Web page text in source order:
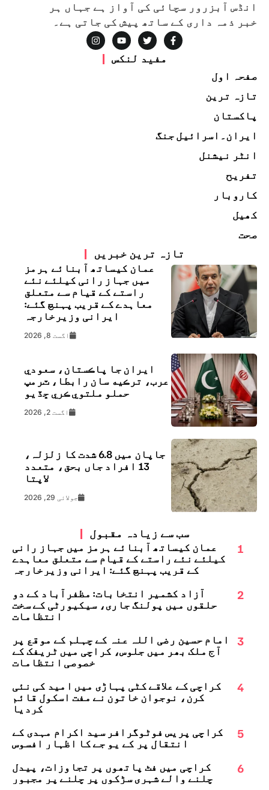
انڈس آبزرور سچائی کی آواز ہے جہاں ہر
خبر ذمہ داری کے ساتھ پیش کی جاتی ہے۔
مفید لنکس
صفحہ اول
تازہ ترین
پاکستان
ایران۔اسرائیل جنگ
انٹر نیشنل
تفریح
کاروبار
کھیل
صحت
تازہ ترین خبریں
عمان کیساتھ آبنائے ہرمز
میں جہاز رانی کیلئے نئے
راستے کے قیام سے متعلق
معاہدے کے قریب پہنچ گئے:
ایرانی وزیرخارجہ
اگست 8, 2026
ايران جا پاڪستان، سعودي
عرب، ترڪيه سان رابطا، ٽرمپ
حملو ملتوي ڪري ڇڏيو
اگست 2, 2026
جاپان میں 6.8 شدت کا زلزلہ،
13 افراد جاں بحق، متعدد
لاپتا
جولائی 29, 2026
سب سے زیادہ مقبول
1
عمان کیساتھ آبنائے ہرمز میں جہاز رانی
کیلئے نئے راستے کے قیام سے متعلق معاہدے
کے قریب پہنچ گئے: ایرانی وزیرخارجہ
2
آزاد کشمیر انتخابات: مظفرآباد کے دو
حلقوں میں پولنگ جاری، سیکیورٹی کے سخت
انتظامات
3
امام حسین رضی اللہ عنہ کے چہلم کے موقع پر
آج ملک بھر میں جلوس، کراچی میں ٹریفک کے
خصوصی انتظامات
4
کراچی کے علاقے کٹی پہاڑی میں امید کی نئی
کرن، نوجوان خاتون نے مفت اسکول قائم
کردیا
5
کراچی پریس فوٹوگرافر سید اکرام مہدی کے
انتقال پر کے یو جے کا اظہارِ افسوس
6
کراچی میں فٹ پاتھوں پر تجاوزات، پیدل
چلنے والے شہری سڑکوں پر چلنے پر مجبور